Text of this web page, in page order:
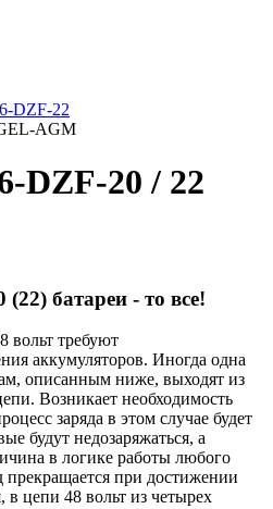
DZF-22
AGM
DZF-20 / 22
батареи - то все!
вольт требуют
аккумуляторов. Иногда одна
описанным ниже, выходят из
Возникает необходимость
заряда в этом случае будет
будут недозаряжаться, а
в логике работы любого
прекращается при достижении
цепи 48 вольт из четырех